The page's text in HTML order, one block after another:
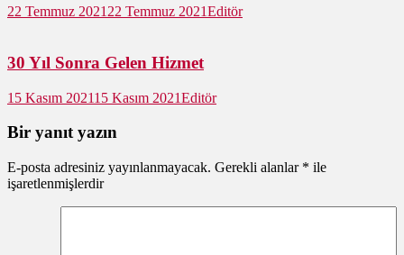
22 Temmuz 2021 22 Temmuz 2021Editör
30 Yıl Sonra Gelen Hizmet
15 Kasım 202115 Kasım 2021Editör
Bir yanıt yazın
E-posta adresiniz yayınlanmayacak. Gerekli alanlar * ile
işaretlenmişlerdir